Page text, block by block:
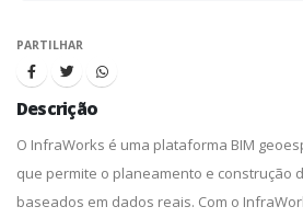
PARTILHAR
Descrição
O InfraWorks é uma plataforma BIM
que permite o planeamento e construção
baseados em dados reais. Com o